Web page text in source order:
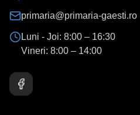
primaria@primaria-gaesti.ro
Luni - Joi: 8:00 – 16:30
Vineri: 8:00 – 14:00